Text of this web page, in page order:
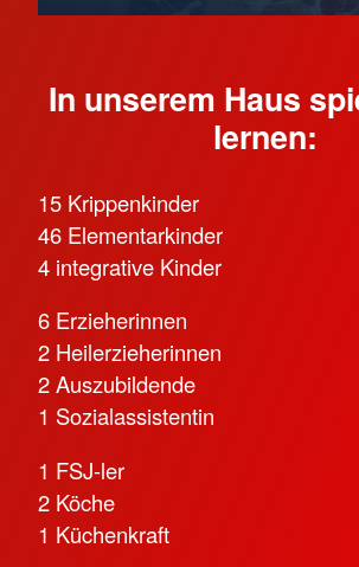
In unserem Haus
lernen:
15 Krippenkinder
46 Elementarkinder
4 integrative Kinder
6 Erzieherinnen
2 Heilerzieherinnen
2 Auszubildende
1 Sozialassistentin
1 FSJ-ler
2 Köche
1 Küchenkraft